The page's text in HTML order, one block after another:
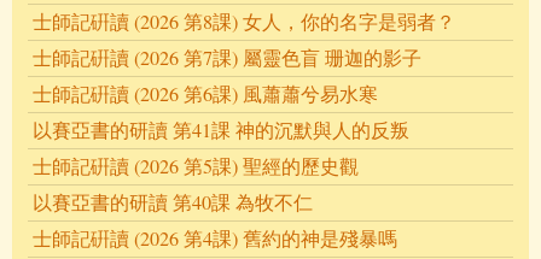
士師記硏讀 (2026 第8課) 女人，你的名字是弱者？
士師記硏讀 (2026 第7課) 屬靈色盲 珊迦的影子
士師記硏讀 (2026 第6課) 風蕭蕭兮易水寒
以賽亞書的研讀 第41課 神的沉默與人的反叛
士師記硏讀 (2026 第5課) 聖經的歷史觀
以賽亞書的研讀 第40課 為牧不仁
士師記硏讀 (2026 第4課) 舊約的神是殘暴嗎